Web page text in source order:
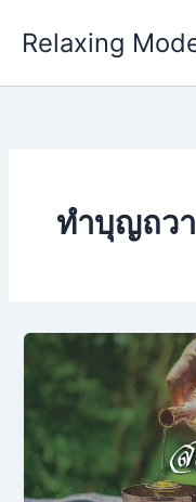
Relaxing
ทำบุญถว